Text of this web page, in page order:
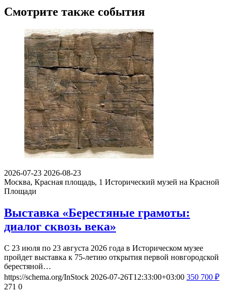
Смотрите также события
2026-07-23 2026-08-23
Москва, Красная площадь, 1 Исторический музей на Красной
Площади
Выставка «Берестяные грамоты:
диалог сквозь века»
С 23 июля по 23 августа 2026 года в Историческом музее
пройдет выставка к 75-летию открытия первой новгородской
берестяной…
https://schema.org/InStock 2026-07-26T12:33:00+03:00 350 700 ₽
271 0